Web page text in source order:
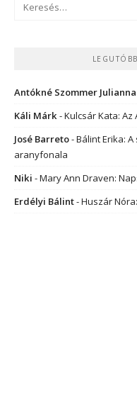
Antókné Szommer Julianna
Káli Márk-Kulcsár Kata:
José Barreto-Bálint Erika:
aranyfonala
Niki -Mary Ann Draven:
Erdélyi Bálint-Huszár